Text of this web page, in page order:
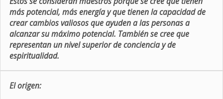
más potencial, más energía y que tienen la capacidad de
crear cambios valiosos que ayuden a las personas a
alcanzar su máximo potencial. También se cree que
representan un nivel superior de conciencia y de
espiritualidad.
El origen: